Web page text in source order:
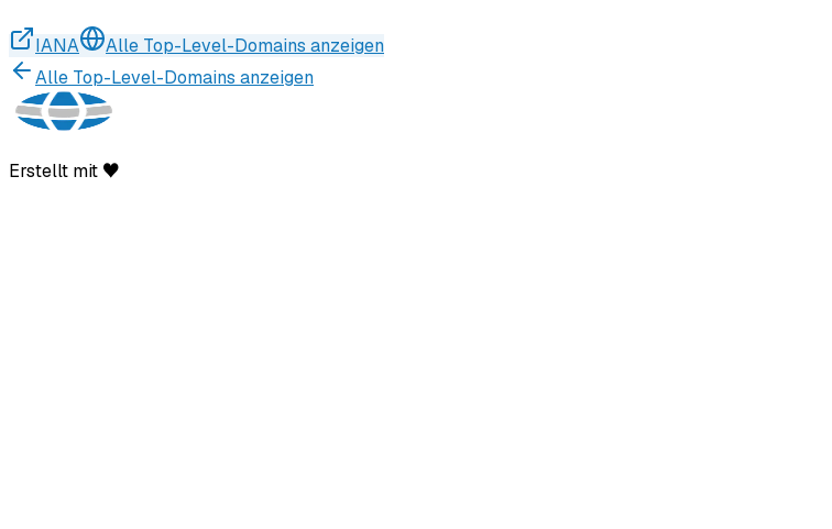
IANA
Alle Top-Level-Domains anzeigen
Alle Top-Level-Domains anzeigen
Erstellt mit ♥